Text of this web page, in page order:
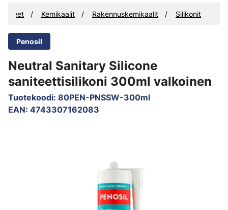
Kemikaalit Rakennuskemikaalit Silikonit
Penosil
Neutral Sanitary Silicone
saniteettisilikoni 300ml valkoinen
Tuotekoodi: 80PEN-PNSSW-300ml
EAN: 4743307162083